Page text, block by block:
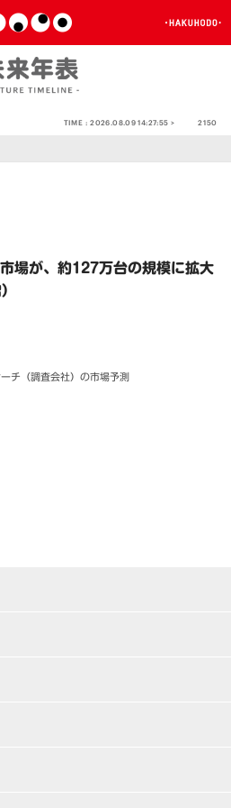
TIME :2026.08.09 14:27:55 > 2150
場が、約127万台の規模に拡大
チ（調査会社）の市場予測